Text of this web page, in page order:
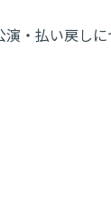
・払い戻しに